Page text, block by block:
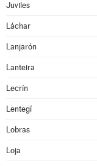
Juviles
Láchar
Lanjarón
Lanteira
Lecrín
Lentegí
Lobras
Loja